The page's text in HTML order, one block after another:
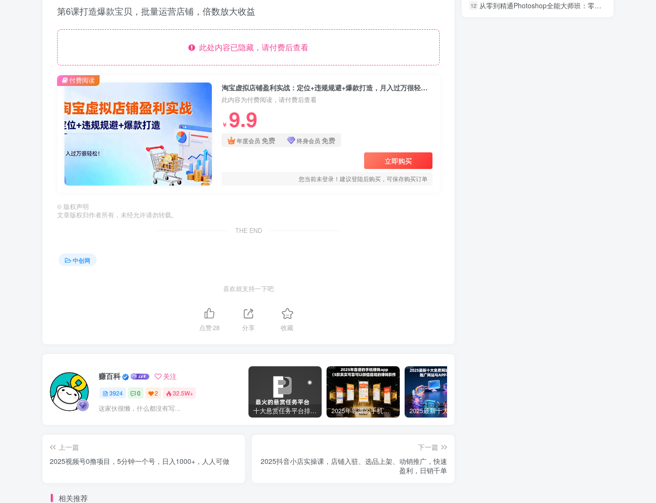
第6课打造爆款宝贝，批量运营店铺，倍数放大收益
此处内容已隐藏，请付费后查看
淘宝虚拟店铺盈利实战：定位+违规规避+爆款打造，月入过万很轻松！
此内容为付费阅读，请付费后查看
￥ 9.9
年度会员 免费 终身会员 免费
立即购买
您当前未登录！建议登陆后购买，可保存购买订单
付费阅读
© 版权声明
文章版权归作者所有，未经允许请勿转载。
THE END
中创网
喜欢就支持一下吧
点赞28 分享 收藏
赚百科 关注
3924 0 2 32.5W+
这家伙很懒，什么都没有写... 十大悬赏任务平台排行榜（全网最好的悬赏任务平台） 2025年靠谱的手机赚钱app（5款真实可靠可以微信提现的赚钱软件）
上一篇
2025视频号0撸项目，5分钟一个号，日入1000+，人人可做
下一篇
2025抖音小店实操课，店铺入驻、选品上架、动销推广，快速
盈利，日销千单
相关推荐
12 从零到精通Photoshop全能大师班：零基础学PS，直通商业设计变现